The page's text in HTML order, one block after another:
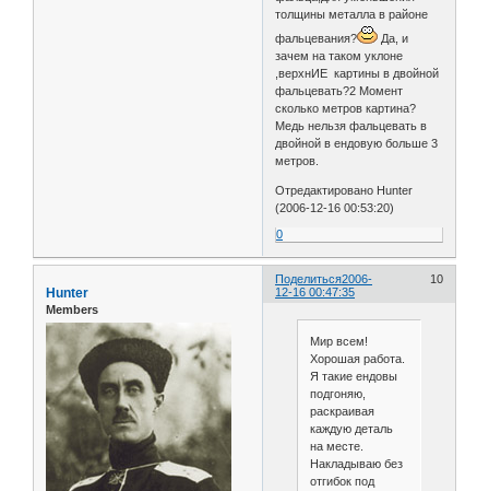
толщины металла в районе
фальцевания?
Да, и
зачем на таком уклоне
,верхнИЕ картины в двойной
фальцевать?2 Момент
сколько метров картина?
Медь нельзя фальцевать в
двойной в ендовую больше 3
метров.
Отредактировано Hunter
(2006-12-16 00:53:20)
0
Поделиться 10
2006-
12-16 00:47:35
Hunter
Members
Мир всем!
Хорошая работа.
Я такие ендовы
подгоняю,
раскраивая
каждую деталь
на месте.
Накладываю без
отгибок под